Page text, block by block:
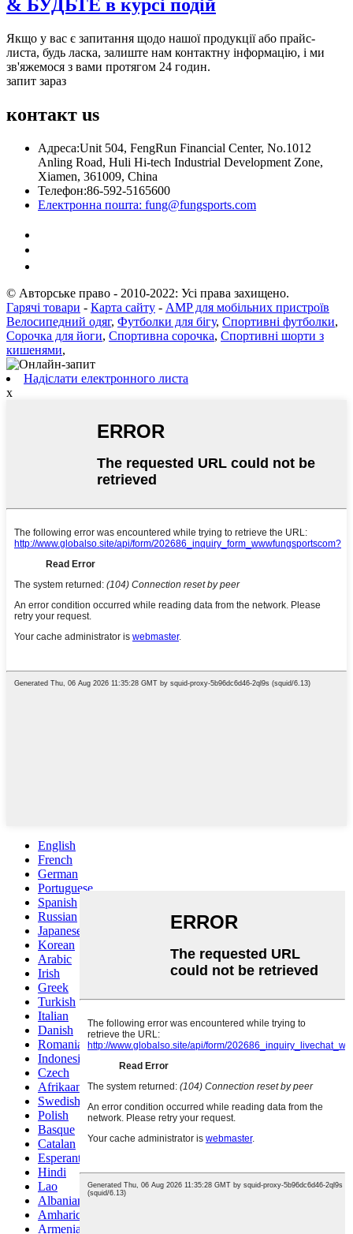
& БУДЬТЕ в курсі подій
Якщо у вас є запитання щодо нашої продукції або прайс-
листа, будь ласка, залиште нам контактну інформацію, і ми
зв'яжемося з вами протягом 24 годин.
запит зараз
контакт us
Адреса:Unit 504, FengRun Financial Center, No.1012
Anling Road, Huli Hi-tech Industrial Development Zone,
Xiamen, 361009, China
Телефон:86-592-5165600
Електронна пошта: fung@fungsports.com
© Авторське право - 2010-2022: Усі права захищено.
Гарячі товари - Карта сайту - AMP для мобільних пристроїв
Велосипедний одяг, Футболки для бігу, Спортивні футболки,
Сорочка для йоги, Спортивна сорочка, Спортивні шорти з
кишенями,
Надіслати електронного листа
x
English
French
German
Portuguese
Spanish
Russian
Japanese
Korean
Arabic
Irish
Greek
Turkish
Italian
Danish
Romanian
Indonesian
Czech
Afrikaans
Swedish
Polish
Basque
Catalan
Esperanto
Hindi
Lao
Albanian
Amharic
Armenian